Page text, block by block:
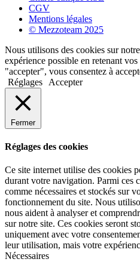
CGV
Mentions légales
© Mezzoteam 2025
Nous utilisons des cookies sur
expérience possible en retenant
"accepter", vous consentez à
Réglages
Accepter
Fermer
Réglages des cookies
Ce site internet utilise des cookies
durant votre navigation. Parmi ces
comme nécessaires et stockés sur
fonctionnement du site. Nous
nous aident à analyser et
sur notre site. Ces cookies seront
uniquement avec votre
leur utilisation, mais votre
Nécessaires